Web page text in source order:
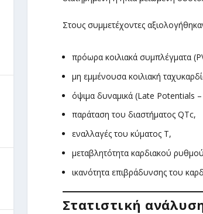
Στους συμμετέχοντες
πρόωρα κοιλιακά συμπλέγματα
μη εμμένουσα κοιλιακή
όψιμα δυναμικά (Late Potentials
παράταση του διαστήματος QTc,
εναλλαγές του κύματος Τ,
μεταβλητότητα καρδιακού
ικανότητα επιβράδυνσης του
Στατιστική